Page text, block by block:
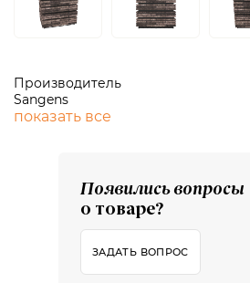
Производитель
Sangens
показать все
Появились вопросы
о товаре?
ЗАДАТЬ ВОПРОС